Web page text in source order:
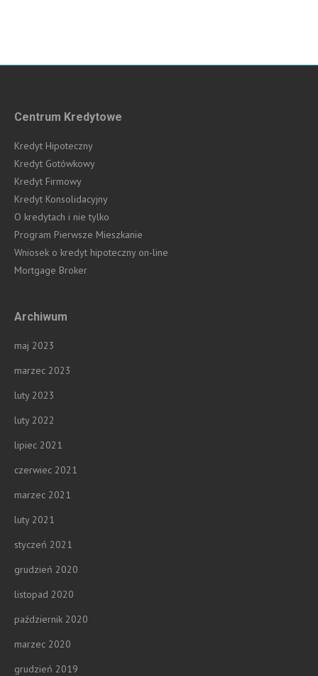
Centrum Kredytowe
Kredyt Hipoteczny
Kredyt Gotówkowy
Kredyt Firmowy
Kredyt Konsolidacyjny
O kredytach i nie tylko
Program Pierwsze Mieszkanie
Wniosek o kredyt hipoteczny on-line
Mortgage Broker
Archiwum
maj 2023
marzec 2023
luty 2023
luty 2022
lipiec 2021
czerwiec 2021
marzec 2021
luty 2021
styczeń 2021
grudzień 2020
listopad 2020
październik 2020
marzec 2020
grudzień 2019